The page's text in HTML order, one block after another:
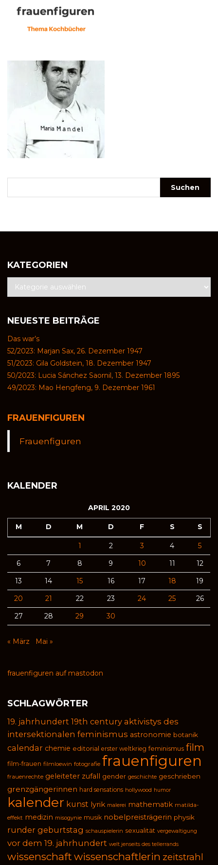
KATEGORIEN
NEUESTE BEITRÄGE
Das war’s
52/2023: Marjan Sax, 26. Dezember 1947
51/2023: Gila Goldstein, 18. Dezember 1947
50/2023: Lucia Sánchez Saornil, 13. Dezember 1895
49/2023: Mao Hengfeng, 9. Dezember 1961
FRAUENFIGUREN
Frauenfiguren
KALENDER
APRIL 2020
M D M D F S S
1 2 3 4
5
6
7 8 9 10 11
12
13
14 15 16 17 18
19
20
21 22 23 24 25
26
27
28 29 30
« März Mai »
frauenfiguren auf mastodon
SCHLAGWÖRTER
19. jahrhundert 19th century aktivistys des
intersektionalen feminismus astronomie botanik
calendar chemie editorial erster weltkrieg feminismus film
film-frauen filmloewin fotografie frauenfiguren
frauenrechte geleiteter zufall gender geschichte geschrieben
grenzgängerinnen hard sensations hollywood humor
kalender kunst lyrik malerei mathematik matilda-
effekt medizin misogynie musik nobelpreisträgerin physik
runder geburtstag schauspielerin sexualität vergewaltigung
vor dem 19. jahrhundert welt jenseits des tellerrands
wissenschaft wissenschaftlerin zeitstrahl